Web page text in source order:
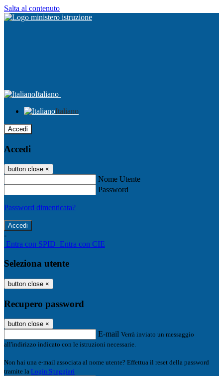
Salta al contenuto
Italiano
Italiano
Accedi
Accedi
button close ×
Nome Utente
Password
Password dimenticata?
-
Entra con SPID Entra con CIE
Seleziona utente
button close ×
Recupero password
button close ×
E-mail Verrà inviato un messaggio
all'indirizzo indicato con le istruzioni necessarie.
Non hai una e-mail associata al nome utente? Effettua il reset della password
tramite la Login Spaggiari